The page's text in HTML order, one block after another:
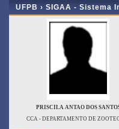
UFPB › SIGAA - Sistema
PRISCILA ANTAO DOS
CCA - DEPARTAMENTO DE